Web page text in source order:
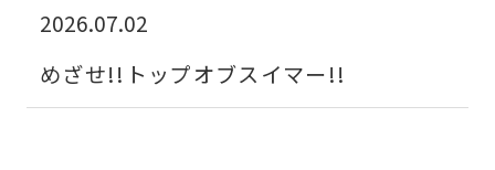
2026.07.02
めざせ!!トップオブスイマー!!
the